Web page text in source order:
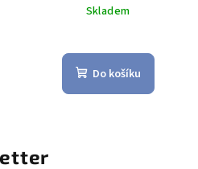
Skladem
Do košíku